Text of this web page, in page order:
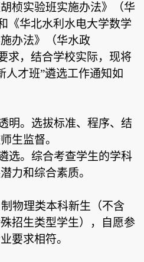
桢实验班实施办法》
（华
《华北水利水电大学数学
办法》
（华水政
求，结合学校实际，现将
人才班”遴选工作通知如
明。选拔标准、程序、结
生监督。
选。综合考查学生的学科
力和综合素质。
物理类本科新生（不含
招生类型学生），自愿参
要求相符。